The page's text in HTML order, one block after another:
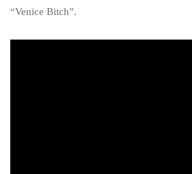
“Venice Bitch”.